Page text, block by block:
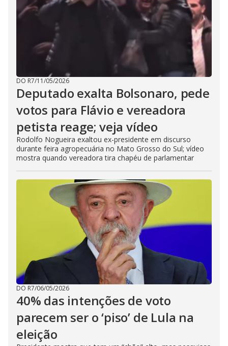
DO R7/11/05/2026
Deputado exalta Bolsonaro, pede
votos para Flávio e vereadora
petista reage; veja vídeo
Rodolfo Nogueira exaltou ex-presidente em discurso
durante feira agropecuária no Mato Grosso do Sul; vídeo
mostra quando vereadora tira chapéu de parlamentar
DO R7/06/05/2026
40% das intenções de voto
parecem ser o ‘piso’ de Lula na
eleição